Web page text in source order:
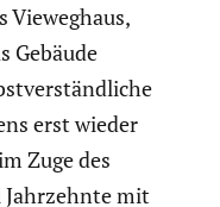
Vieweg­haus,
Gebäude
erst wieder
Zuge des
Jahrzehnte mit